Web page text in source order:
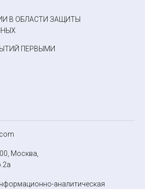
В ОБЛАСТИ ЗАЩИТЫ
ПЕРВЫМИ
Москва,
аналитическая